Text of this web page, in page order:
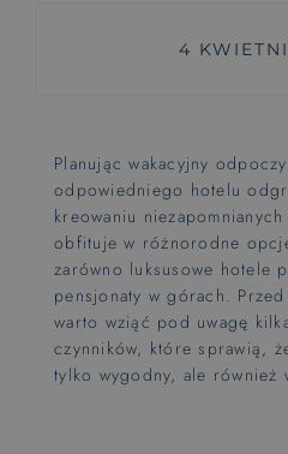
Hotel dla
BIKE FRIENDLY
4
Planując wakacyjny
odpowiedniego hotelu
kreowaniu
obfituje w różnorodne
zarówno luksusowe hotele
pensjonaty w górach.
warto wziąć pod uwagę
czynników, które sprawią,
tylko wygodny, ale również